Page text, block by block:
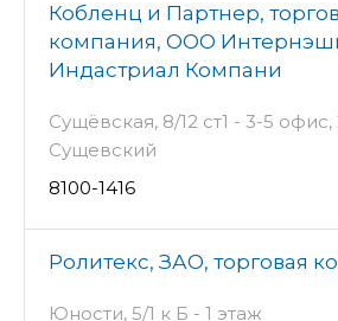
Кобленц и Партнер,
компания, ООО
Индастриал Компани
Сущёвская, 8/12 ст1 - 3-5
Сущевский
8100-1416
Ролитекс, ЗАО, торговая
Юности, 5/1 к Б - 1 этаж